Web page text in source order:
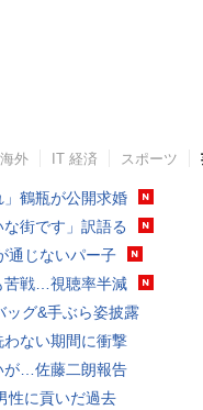
海外 IT 経済 スポーツ
」鶴瓶が公開求婚
街です」訳語る
通じないパー子
苦戦…視聴率半減
ッグ&手ぶら姿披露
ない期間に衝撃
が…佐藤二朗報告
性に貢いだ過去